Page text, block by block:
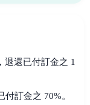
退還已付訂金之 1
訂金之 70%。